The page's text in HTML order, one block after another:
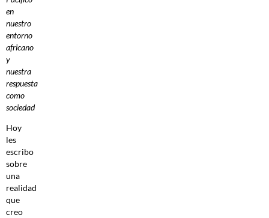
en
nuestro
entorno
africano
y
nuestra
respuesta
como
sociedad
Hoy
les
escribo
sobre
una
realidad
que
creo